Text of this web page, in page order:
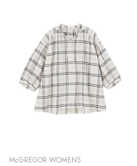
McGREGOR WOMENS